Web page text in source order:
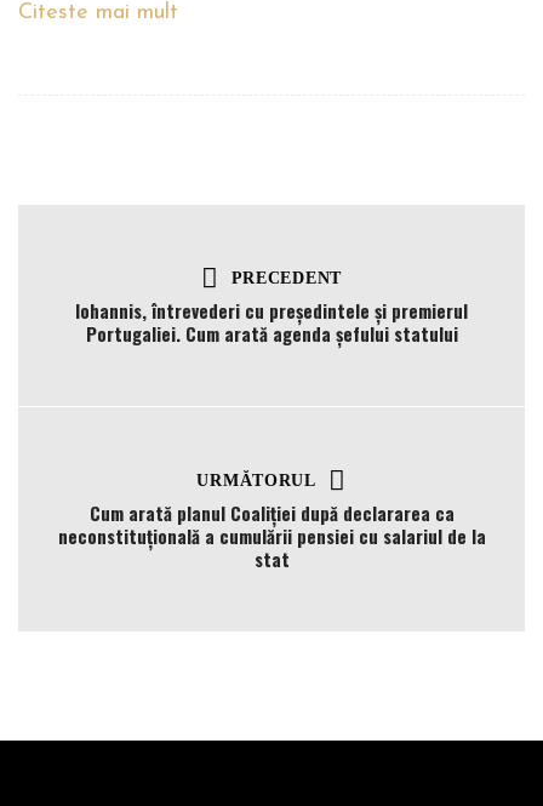
Citeste mai mult
PRECEDENT
Iohannis, întrevederi cu președintele și premierul
Portugaliei. Cum arată agenda șefului statului
URMĂTORUL
Cum arată planul Coaliției după declararea ca
neconstituțională a cumulării pensiei cu salariul de la
stat